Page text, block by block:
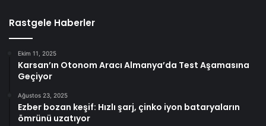
Rastgele Haberler
Ekim 11, 2025
Karsan’ın Otonom Aracı Almanya’da Test Aşamasına
Geçiyor
Ağustos 23, 2025
Ezber bozan keşif: Hızlı şarj, çinko iyon bataryaların
ömrünü uzatıyor